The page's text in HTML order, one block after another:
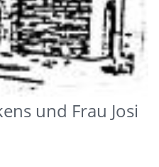
und Frau Josi